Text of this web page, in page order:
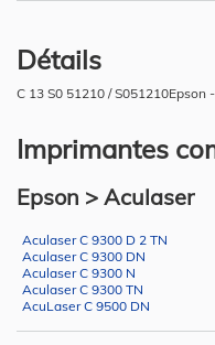
Détails
C 13 S0 51210 /
Imprimantes
Epson > Aculaser
Aculaser C 9300 D 2 TN
Aculaser C 9300 DN
Aculaser C 9300 N
Aculaser C 9300 TN
AcuLaser C 9500 DN